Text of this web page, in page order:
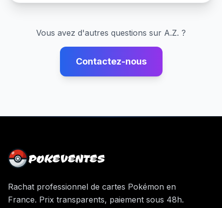
Vous avez d'autres questions sur A.Z. ?
Contactez-nous
POKEVENTES
Rachat professionnel de cartes Pokémon en
France. Prix transparents, paiement sous 48h.